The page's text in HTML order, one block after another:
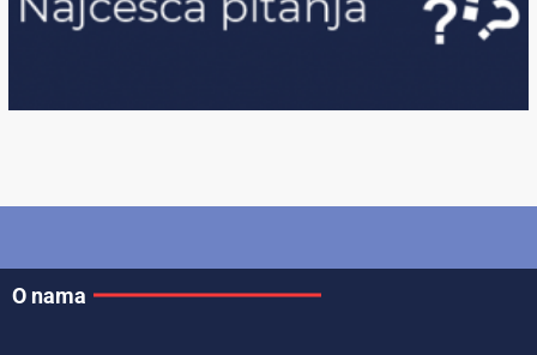
O nama